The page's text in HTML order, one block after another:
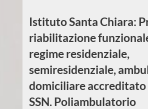
Istituto Santa Chiara:
riabilitazione
regime residenziale,
semiresidenziale,
domiciliare accreditato
SSN. Poliambulatorio